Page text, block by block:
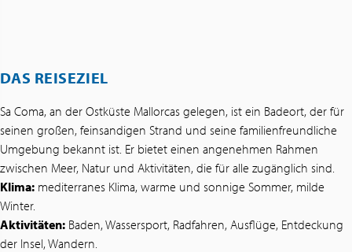
DAS REISEZIEL
Sa Coma, an der Ostküste Mallorcas gelegen, ist ein Badeort, der für
seinen großen, feinsandigen Strand und seine familienfreundliche
Umgebung bekannt ist. Er bietet einen angenehmen Rahmen
zwischen Meer, Natur und Aktivitäten, die für alle zugänglich sind.
Klima: mediterranes Klima, warme und sonnige Sommer, milde
Winter.
Aktivitäten: Baden, Wassersport, Radfahren, Ausflüge, Entdeckung
der Insel, Wandern.